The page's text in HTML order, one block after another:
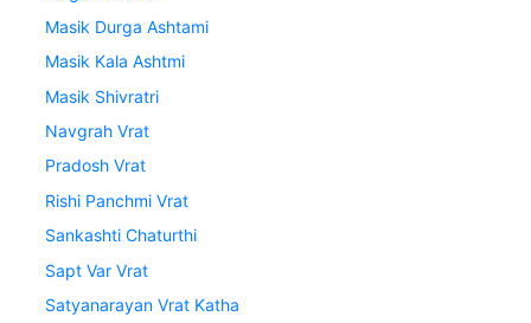
Masik Durga Ashtami
Masik Kala Ashtmi
Masik Shivratri
Navgrah Vrat
Pradosh Vrat
Rishi Panchmi Vrat
Sankashti Chaturthi
Sapt Var Vrat
Satyanarayan Vrat Katha